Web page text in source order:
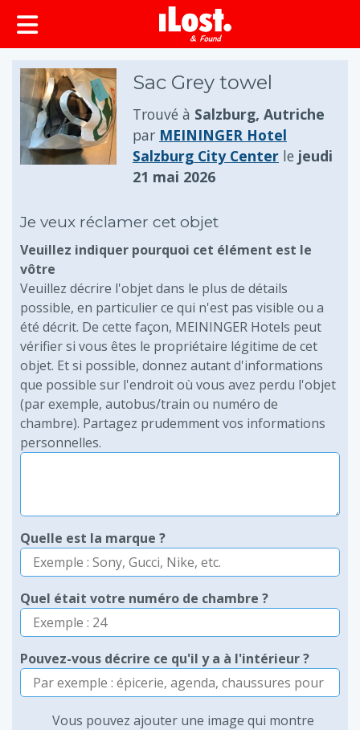
principal
Sac Grey towel
Trouvé à Salzburg, Autriche
par MEININGER Hotel
Salzburg City Center le jeudi
21 mai 2026
Je veux réclamer cet objet
Veuillez indiquer pourquoi cet élément est le
vôtre
Veuillez décrire l'objet dans le plus de détails
possible, en particulier ce qui n'est pas visible ou a
été décrit. De cette façon, MEININGER Hotels peut
vérifier si vous êtes le propriétaire légitime de cet
objet. Et si possible, donnez autant d'informations
que possible sur l'endroit où vous avez perdu l'objet
(par exemple, autobus/train ou numéro de
chambre). Partagez prudemment vos informations
personnelles.
Quelle est la marque ?
Quel était votre numéro de chambre ?
Pouvez-vous décrire ce qu'il y a à l'intérieur ?
Vous pouvez ajouter une image qui montre